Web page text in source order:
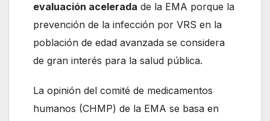
evaluación acelerada de la EMA porque la
prevención de la infección por VRS en la
población de edad avanzada se considera
de gran interés para la salud pública.
La opinión del comité de medicamentos
humanos (CHMP) de la EMA se basa en